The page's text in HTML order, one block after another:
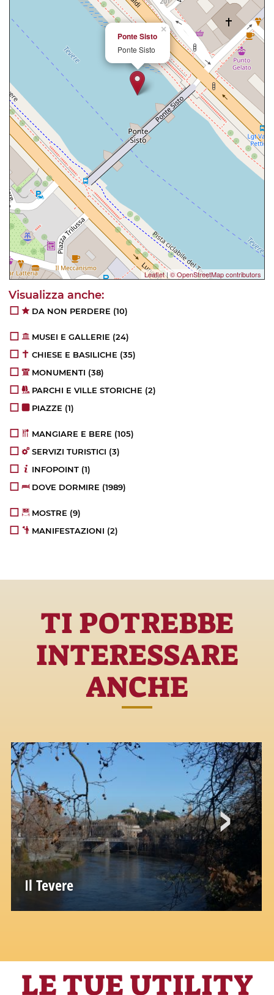
×
Ponte Sisto
Ponte Sisto
Leaflet|© OpenStreetMap contributors
DA NON PERDERE (10)
MUSEI E GALLERIE (24)
CHIESE E BASILICHE (35)
MONUMENTI (38)
PARCHI E VILLE STORICHE (2)
PIAZZE (1)
MANGIARE E BERE (105)
SERVIZI TURISTICI (3)
INFOPOINT (1)
DOVE DORMIRE (1989)
MOSTRE (9)
MANIFESTAZIONI (2)
TI POTREBBE
INTERESSARE
ANCHE
Il Tevere
Secondo la leggenda, la storia di Roma
LE TUE UTILITY